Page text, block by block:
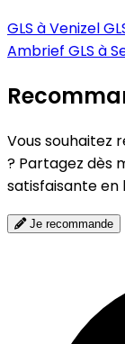
GLS à Venizel
Ambrief GLS à
Vous souhaitez
? Partagez dès
satisfaisante
Je recommande